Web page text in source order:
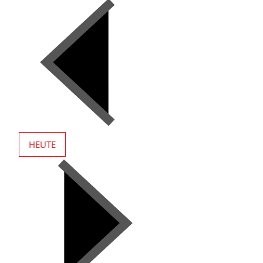
HEUTE